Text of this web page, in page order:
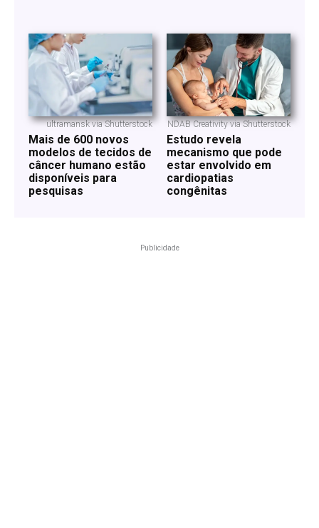
ultramansk via Shutterstock
Mais de 600 novos
modelos de tecidos de
câncer humano estão
disponíveis para
pesquisas
NDAB Creativity via Shutterstock
Estudo revela
mecanismo que pode
estar envolvido em
cardiopatias
congênitas
Publicidade